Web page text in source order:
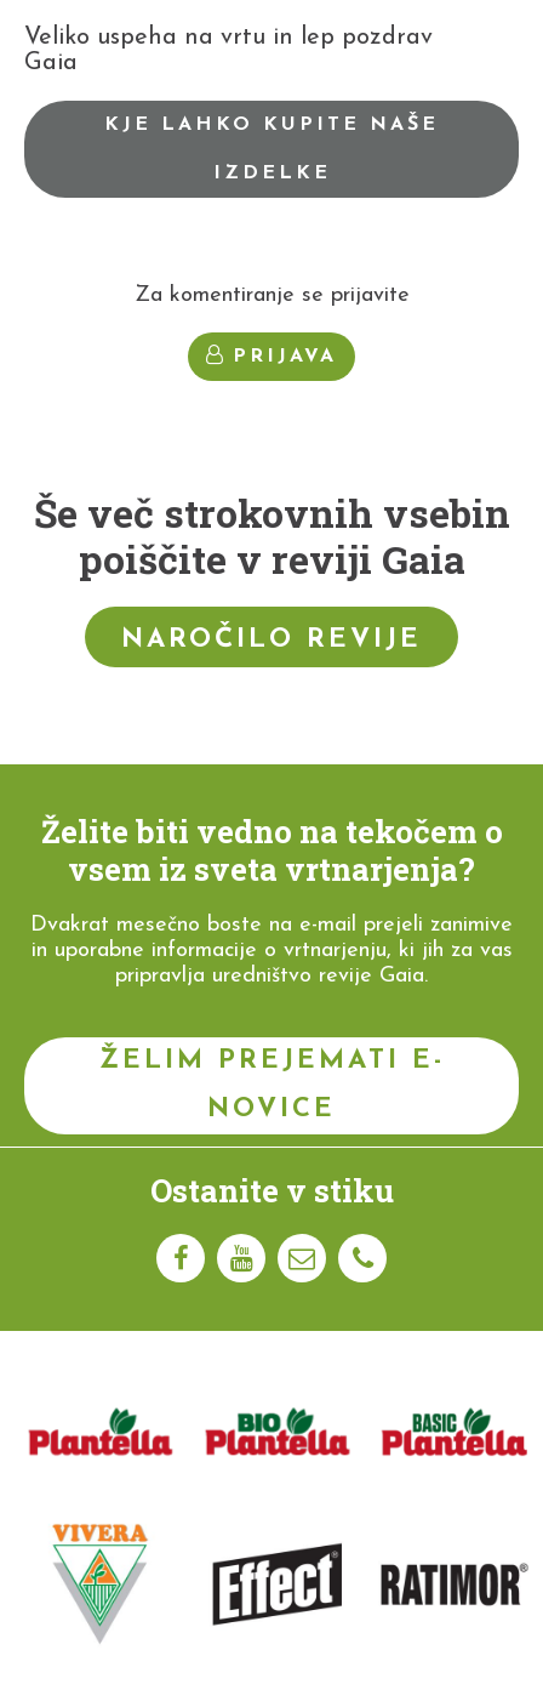
Veliko uspeha na vrtu in lep pozdrav
Gaia
KJE LAHKO KUPITE NAŠE
IZDELKE
Za komentiranje se prijavite
PRIJAVA
Še več strokovnih vsebin
poiščite v reviji Gaia
NAROČILO REVIJE
Želite biti vedno na tekočem o
vsem iz sveta vrtnarjenja?
Dvakrat mesečno boste na e-mail prejeli zanimive
in uporabne informacije o vrtnarjenju, ki jih za vas
pripravlja uredništvo revije Gaia.
ŽELIM PREJEMATI E-
NOVICE
Ostanite v stiku